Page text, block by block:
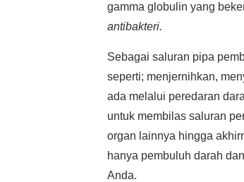
gamma globulin yang
antibakteri.
Sebagai saluran pipa
seperti; menjernihkan,
ada melalui peredaran
untuk membilas saluran
organ lainnya hingga
hanya pembuluh darah
Anda.